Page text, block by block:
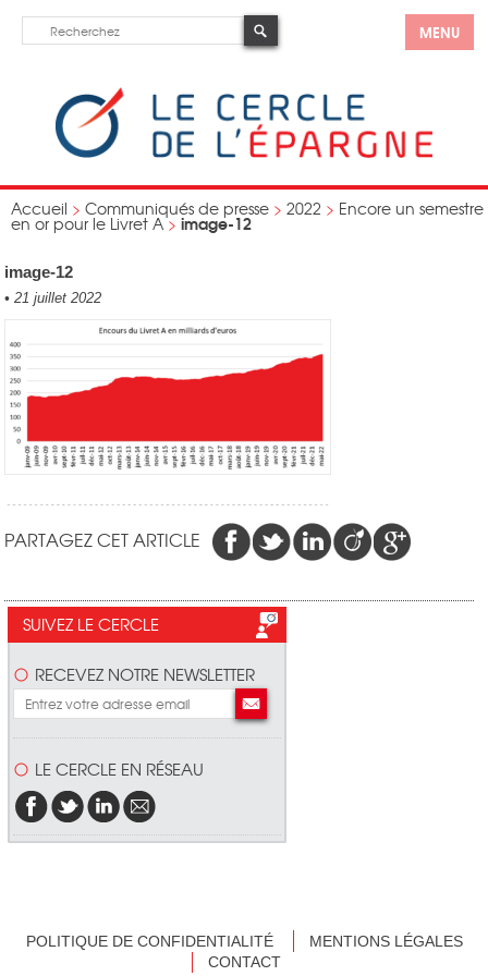
MENU
Accueil > Communiqués de presse > 2022 > Encore un semestre
en or pour le Livret A> image-12
image-12
• 21 juillet 2022
PARTAGEZ CET ARTICLE
SUIVEZ LE CERCLE
RECEVEZ NOTRE NEWSLETTER
LE CERCLE EN RÉSEAU
POLITIQUE DE CONFIDENTIALITÉ
MENTIONS LÉGALES
CONTACT